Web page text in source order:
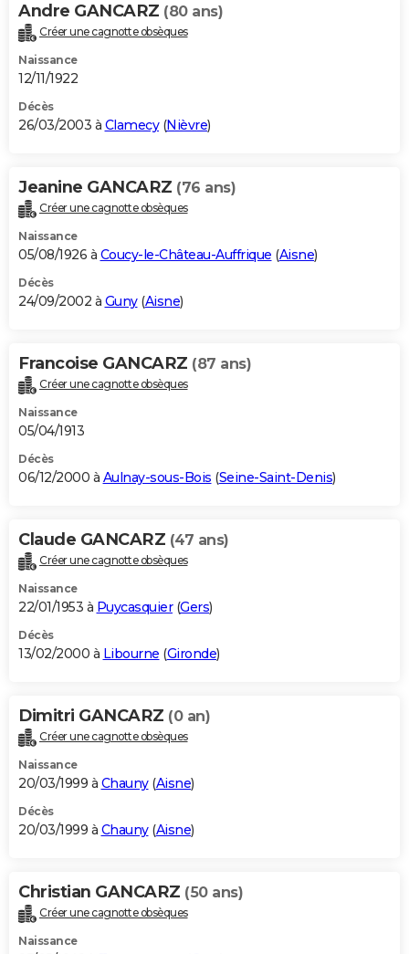
Andre GANCARZ (80 ans)
Créer une cagnotte obsèques
Naissance
12/11/1922
Décès
26/03/2003 à Clamecy(Nièvre)
Jeanine GANCARZ (76 ans)
Créer une cagnotte obsèques
Naissance
05/08/1926 à Coucy-le-Château-Auffrique (Aisne)
Décès
24/09/2002 à Guny(Aisne)
Francoise GANCARZ (87 ans)
Créer une cagnotte obsèques
Naissance
05/04/1913
Décès
06/12/2000 à Aulnay-sous-Bois (Seine-Saint-Denis)
Claude GANCARZ (47 ans)
Créer une cagnotte obsèques
Naissance
22/01/1953 à Puycasquier(Gers)
Décès
13/02/2000 à Libourne (Gironde)
Dimitri GANCARZ (0 an)
Créer une cagnotte obsèques
Naissance
20/03/1999 à Chauny(Aisne)
Décès
20/03/1999 à Chauny(Aisne)
Christian GANCARZ (50 ans)
Créer une cagnotte obsèques
Naissance